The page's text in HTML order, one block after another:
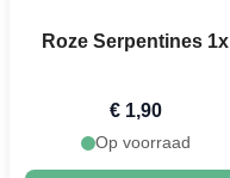
Roze Serpentines 1x
€ 1,90
Op voorraad